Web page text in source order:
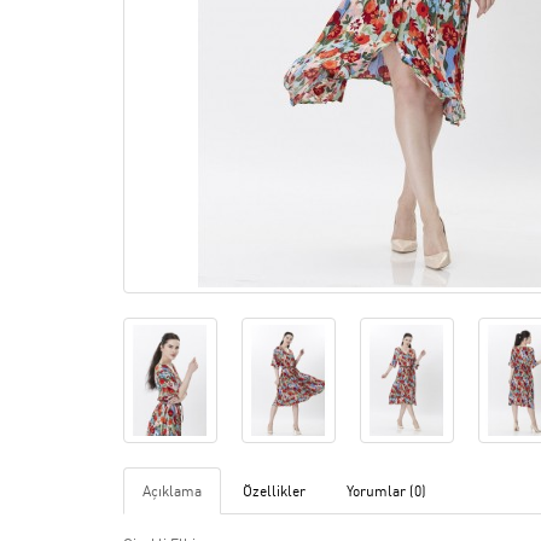
Açıklama Özellikler Yorumlar (0)